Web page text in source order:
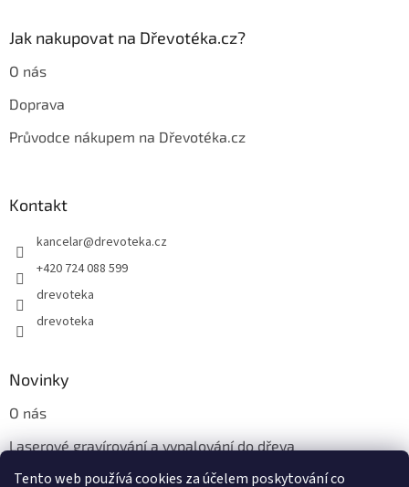
Tento web používá cookies za účelem poskytování co
p
Jak nakupovat na Dřevotéka.cz?
O nás
Doprava
Průvodce nákupem na Dřevotéka.cz
Kontakt
kancelar@drevoteka.cz
+420 724 088 599
drevoteka
drevoteka
Novinky
O nás
Laserové gravírování a vypalování do dřeva
Proč jíst z přírodních dřevěných talířů: Ekologická a Stylová